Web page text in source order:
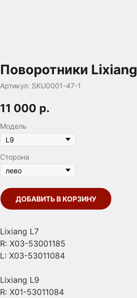
Поворотники Lixiang
Артикул: SKU0001-47-1
11 000 р.
Модель
Сторона
ДОБАВИТЬ В КОРЗИНУ
Lixiang L7
R: X03-53001185
L: X03-53011084
Lixiang L9
R: X01-53011084